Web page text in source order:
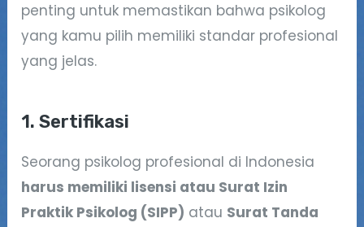
penting untuk memastikan bahwa psikolog
yang kamu pilih memiliki standar profesional
yang jelas.
1. Sertifikasi
Seorang psikolog profesional di Indonesia
harus memiliki lisensi atau Surat Izin
Praktik Psikolog (SIPP) atau Surat Tanda